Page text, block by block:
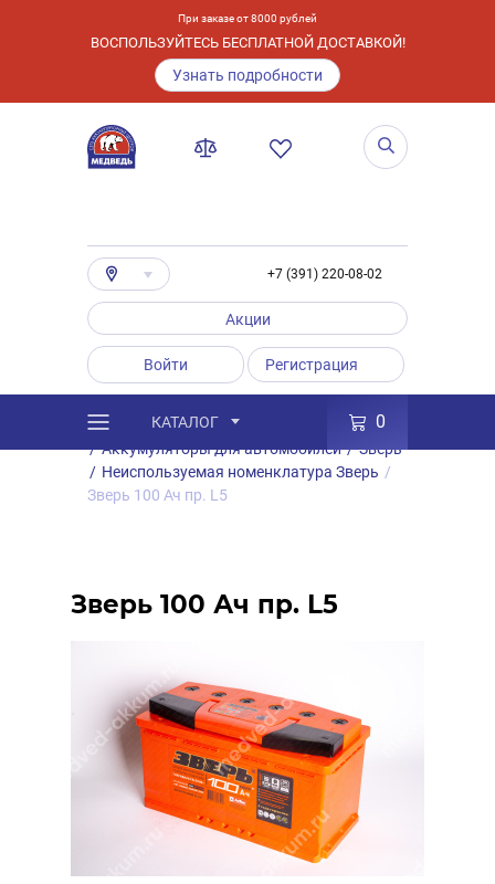
При заказе от 8000 рублей
ВОСПОЛЬЗУЙТЕСЬ БЕСПЛАТНОЙ ДОСТАВКОЙ!
Узнать подробности
+7 (391) 220-08-02
Акции
Войти Регистрация
КАТАЛОГ 0
Каталог / Товары
Аккумуляторы
/ Аккумуляторы для автомобилей / Зверь
/ Неиспользуемая номенклатура Зверь /
Зверь 100 Ач пр. L5
Зверь 100 Ач пр. L5